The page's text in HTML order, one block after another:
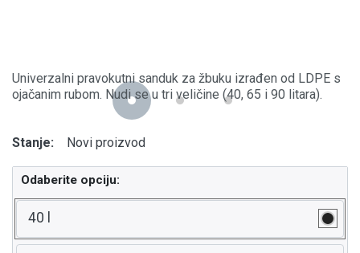
Univerzalni pravokutni sanduk za žbuku izrađen od LDPE s
ojačanim rubom. Nudi se u tri veličine (40, 65 i 90 litara).
Stanje: Novi proizvod
Odaberite opciju:
40 l